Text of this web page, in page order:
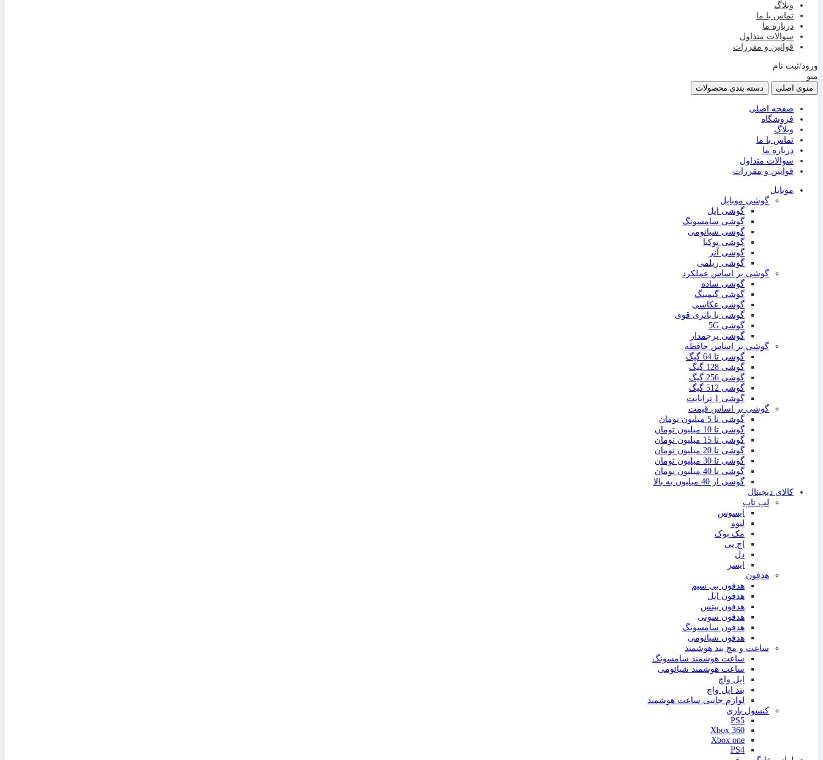
وبلاگ
تماس با ما
درباره ما
سوالات متداول
قوانین و مقررات
ورود/ثبت نام
منو
منوی اصلی
دسته بندی محصولات
صفحه اصلی
فروشگاه
وبلاگ
تماس با ما
درباره ما
سوالات متداول
قوانین و مقررات
موبایل
گوشی موبایل
گوشی اپل
گوشی سامسونگ
گوشی شیائومی
گوشی نوکیا
گوشی آنر
گوشی ریلمی
گوشی بر اساس عملکرد
گوشی ساده
گوشی گیمینگ
گوشی عکاسی
گوشی با باتری قوی
گوشی 5G
گوشی پرچمدار
گوشی بر اساس حافظه
گوشی تا 64 گیگ
گوشی 128 گیگ
گوشی 256 گیگ
گوشی 512 گیگ
گوشی 1 ترابایت
گوشی بر اساس قیمت
گوشی تا 5 میلیون تومان
گوشی تا 10 میلیون تومان
گوشی تا 15 میلیون تومان
گوشی تا 20 میلیون تومان
گوشی تا 30 میلیون تومان
گوشی تا 40 میلیون تومان
گوشی از 40 میلیون به بالا
کالای دیجیتال
لپ تاپ
ایسوس
لنوو
مک بوک
اچ پی
دل
ایسر
هدفون
هدفون بی سیم
هدفون اپل
هدفون بیتس
هدفون سونی
هدفون سامسونگ
هدفون شیائومی
ساعت و مچ بند هوشمند
ساعت هوشمند سامسونگ
ساعت هوشمند شیائومی
اپل واچ
بند اپل واچ
لوازم جانبی ساعت هوشمند
کنسول بازی
PS5
Xbox 360
Xbox one
PS4